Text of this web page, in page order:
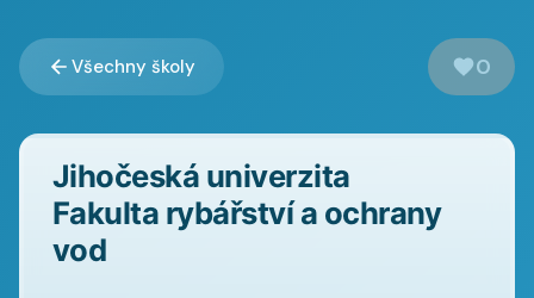
Všechny školy 0
Jihočeská univerzita
Fakulta rybářství a ochrany
vod